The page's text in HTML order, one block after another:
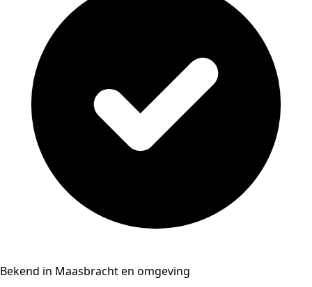
Bekend in Maasbracht en omgeving